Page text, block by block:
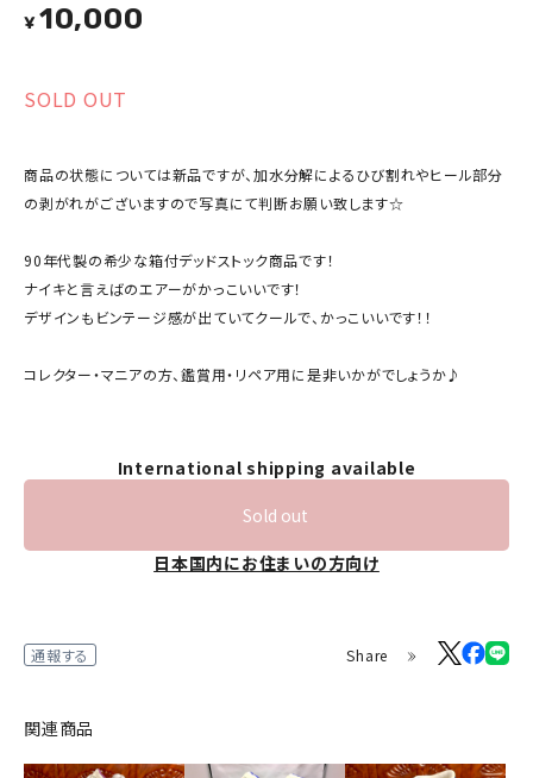
¥10,000
SOLD OUT
商品の状態については新品ですが、加水分解によるひび割れやヒール部分
の剥がれがございますので写真にて判断お願い致します☆
90年代製の希少な箱付デッドストック商品です！
ナイキと言えばのエアーがかっこいいです！
デザインもビンテージ感が出ていてクールで、かっこいいです！！
コレクター・マニアの方、鑑賞用・リペア用に是非いかがでしょうか♪
International shipping available
Sold out
日本国内にお住まいの方向け
通報する Share
関連商品